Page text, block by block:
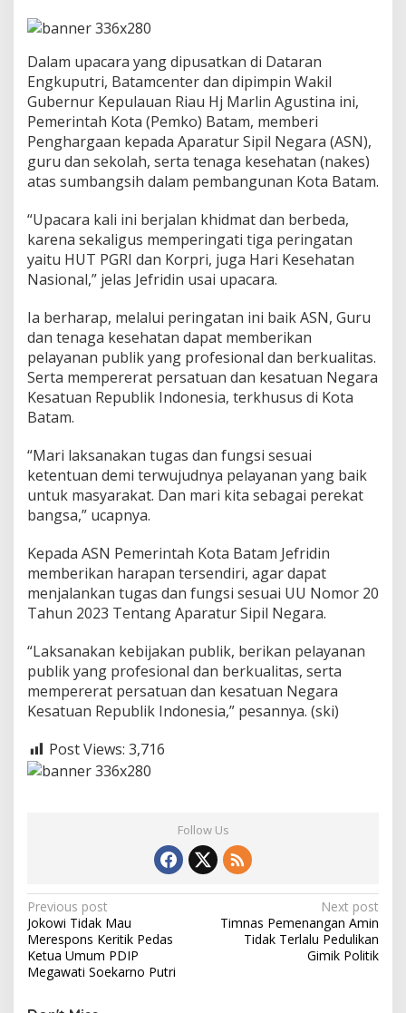
e
g
a
b
d
i
l
a
h
n
g
a
n
h
l
a
s
&
B
i
n
e
g
i
t
s
Dalam upacara yang dipusatkan di Dataran
Engkuputri, Batamcenter dan dipimpin Wakil
Gubernur Kepulauan Riau Hj Marlin Agustina ini,
Pemerintah Kota (Pemko) Batam, memberi
Penghargaan kepada Aparatur Sipil Negara (ASN),
guru dan sekolah, serta tenaga kesehatan (nakes)
atas sumbangsih dalam pembangunan Kota Batam.
“Upacara kali ini berjalan khidmat dan berbeda,
karena sekaligus memperingati tiga peringatan
yaitu HUT PGRI dan Korpri, juga Hari Kesehatan
Nasional,” jelas Jefridin usai upacara.
Ia berharap, melalui peringatan ini baik ASN, Guru
dan tenaga kesehatan dapat memberikan
pelayanan publik yang profesional dan berkualitas.
Serta mempererat persatuan dan kesatuan Negara
Kesatuan Republik Indonesia, terkhusus di Kota
Batam.
“Mari laksanakan tugas dan fungsi sesuai
ketentuan demi terwujudnya pelayanan yang baik
untuk masyarakat. Dan mari kita sebagai perekat
bangsa,” ucapnya.
Kepada ASN Pemerintah Kota Batam Jefridin
memberikan harapan tersendiri, agar dapat
menjalankan tugas dan fungsi sesuai UU Nomor 20
Tahun 2023 Tentang Aparatur Sipil Negara.
“Laksanakan kebijakan publik, berikan pelayanan
publik yang profesional dan berkualitas, serta
mempererat persatuan dan kesatuan Negara
Kesatuan Republik Indonesia,” pesannya. (ski)
Post Views: 3,716
Follow Us
P
o
s
Previous post
Jokowi Tidak Mau
Merespons Keritik Pedas
Ketua Umum PDIP
Megawati Soekarno Putri
Next post
Timnas Pemenangan Amin
Tidak Terlalu Pedulikan
Gimik Politik